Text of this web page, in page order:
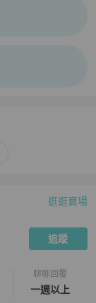
逛逛賣場
追蹤
聊聊回覆
一週以上